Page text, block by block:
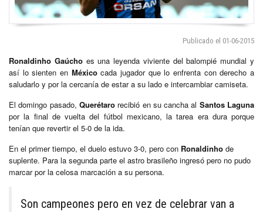
Publicado el 01-06-2015
Ronaldinho Gaúchoes una leyenda viviente del balompié mundial y
así lo sienten en Méxicocada jugador que lo enfrenta con derecho a
saludarlo y por la cercanía de estar a su lado e intercambiar camiseta.
El domingo pasado, Querétarorecibió en su cancha al Santos Laguna
por la final de vuelta del fútbol mexicano, la tarea era dura porque
tenían que revertir el 5-0 de la ida.
En el primer tiempo, el duelo estuvo 3-0, pero con Ronaldinho de
suplente. Para la segunda parte el astro brasileño ingresó pero no pudo
marcar por la celosa marcación a su persona.
Son campeones pero en vez de celebrar van a